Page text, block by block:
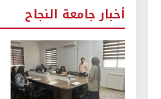
أخبار جامعة النجاح